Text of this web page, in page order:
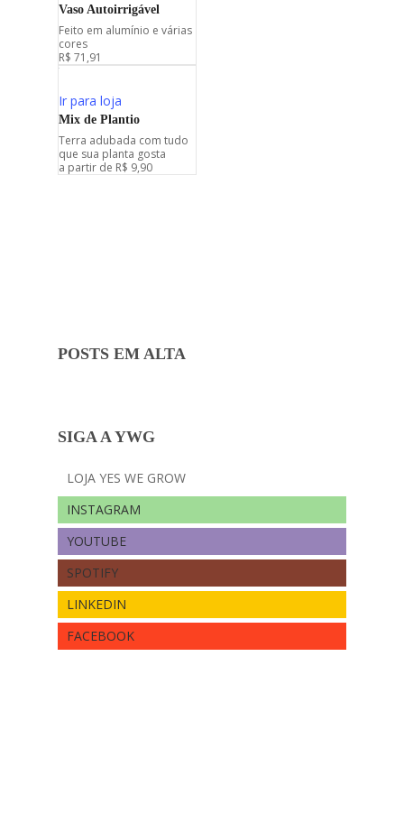
Vaso Autoirrigável
Feito em alumínio e várias
cores
R$ 71,91
Ir para loja
Mix de Plantio
Terra adubada com tudo
que sua planta gosta
a partir de R$ 9,90
POSTS EM ALTA
SIGA A YWG
LOJA YES WE GROW
INSTAGRAM
YOUTUBE
SPOTIFY
LINKEDIN
FACEBOOK